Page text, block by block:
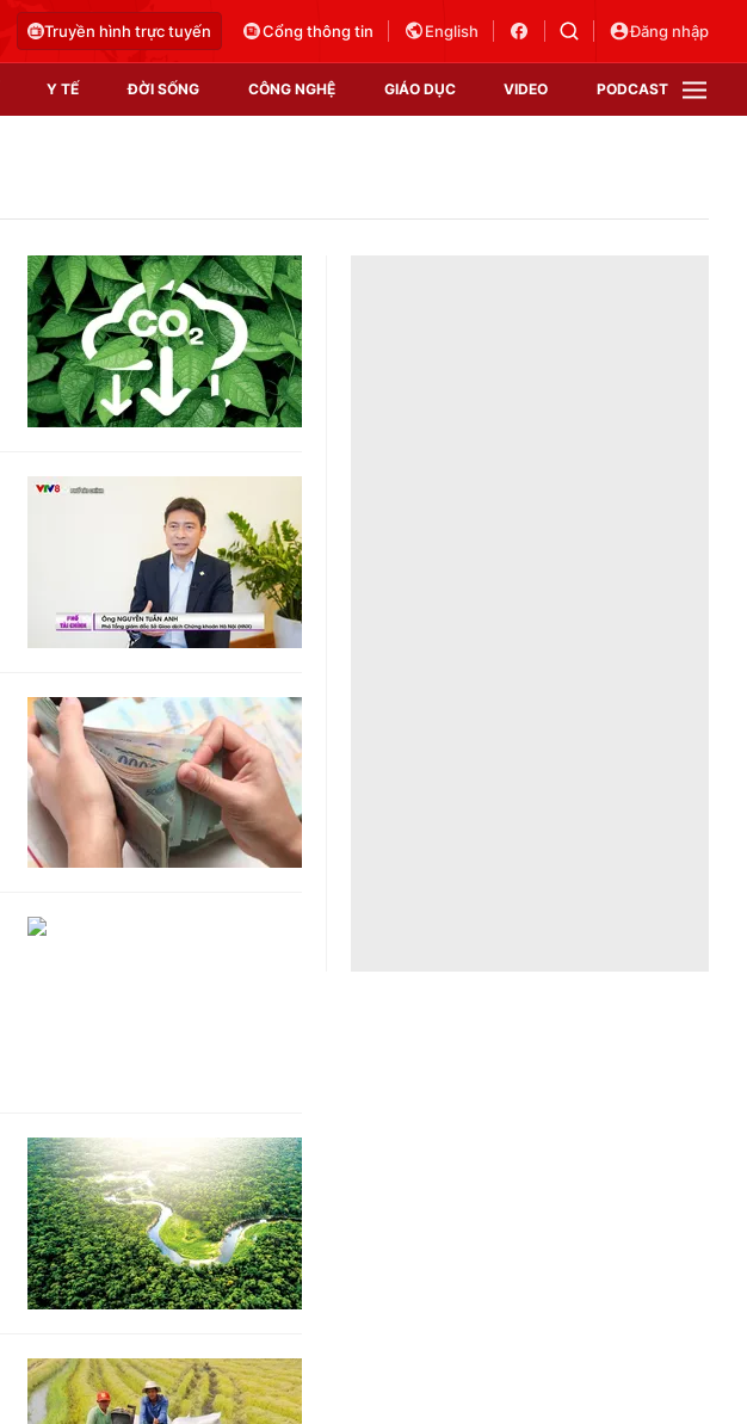
Truyền hình trực tuyến Cổng thông tin English Đăng nhập
Y TẾ ĐỜI SỐNG CÔNG NGHỆ GIÁO DỤC VIDEO PODCAST
Video
Shorts video
Podcast
EMagazine
Photo
Infographic
Góc ảnh
Công nghệ
Hitech Công nghệ tương lai
Sản phẩm
Thị trường
Tư vấn
VTV Sức khoẻ